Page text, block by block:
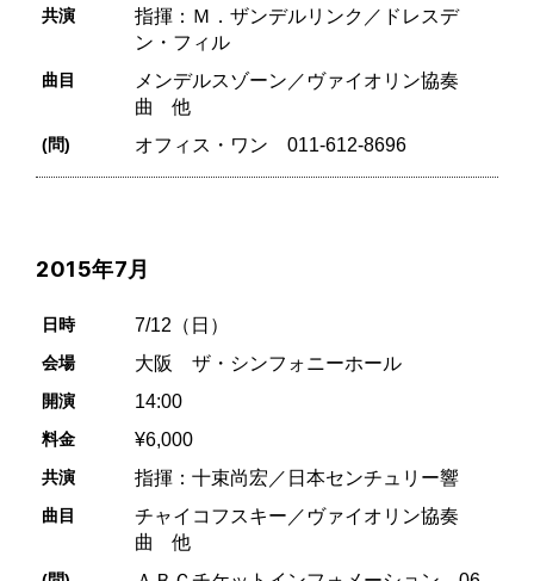
共演
指揮：Ｍ．ザンデルリンク／ドレスデ
ン・フィル
曲目
メンデルスゾーン／ヴァイオリン協奏
曲 他
(問) オフィス・ワン 011-612-8696
2015年7月
日時 7/12（日）
会場 大阪 ザ・シンフォニーホール
開演 14:00
料金 ¥6,000
共演 指揮：十束尚宏／日本センチュリー響
曲目
チャイコフスキー／ヴァイオリン協奏
曲 他